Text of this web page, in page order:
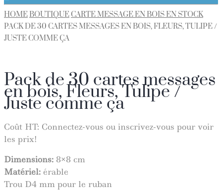
HOME BOUTIQUECARTE MESSAGE EN BOIS EN STOCK
PACK DE 30 CARTES MESSAGES EN BOIS, FLEURS, TULIPE /
JUSTE COMME ÇA
Pack de 30 cartes messages
en bois, Fleurs, Tulipe /
Juste comme ça
Coût HT: Connectez-vous ou inscrivez-vous pour voir
les prix!
Dimensions: 8×8 cm
Matériel: érable
Trou D4 mm pour le ruban